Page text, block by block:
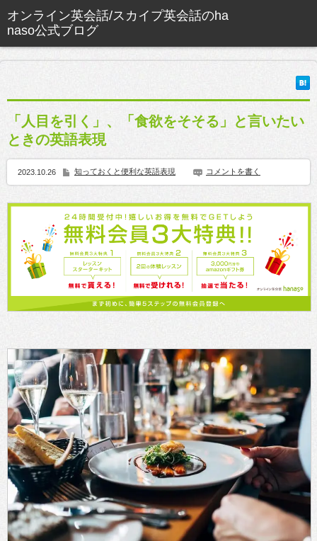
「人目を引く」、「食欲をそそる」と言いたい
ときの英語表現
2023.10.26 知っておくと便利な英語表現 コメントを書く